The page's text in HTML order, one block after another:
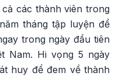
các thành viên trong
tháng tập luyện để
trong ngày đầu tiên
Nam. Hi vọng 5 ngày
huy để đem về thành